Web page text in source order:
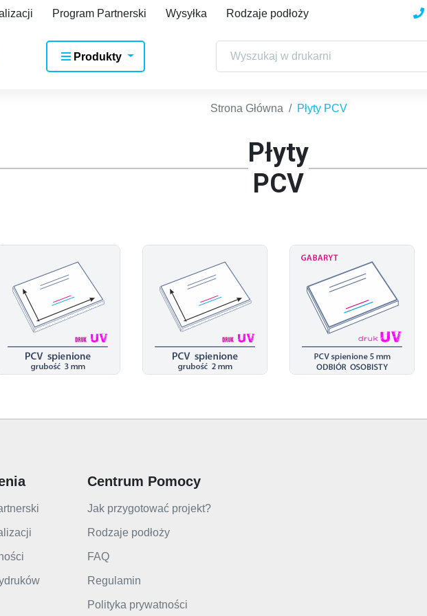
Program Partnerski Wysyłka Rodzaje podłoży
Produkty
Strona Główna Płyty PCV
Płyty
PCV
Centrum Pomocy
Jak przygotować projekt?
Rodzaje podłoży
FAQ
Regulamin
Polityka prywatności